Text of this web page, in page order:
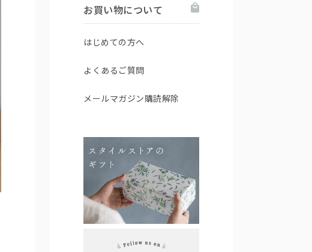
お買い物について
はじめての方へ
よくあるご質問
メールマガジン購読解除